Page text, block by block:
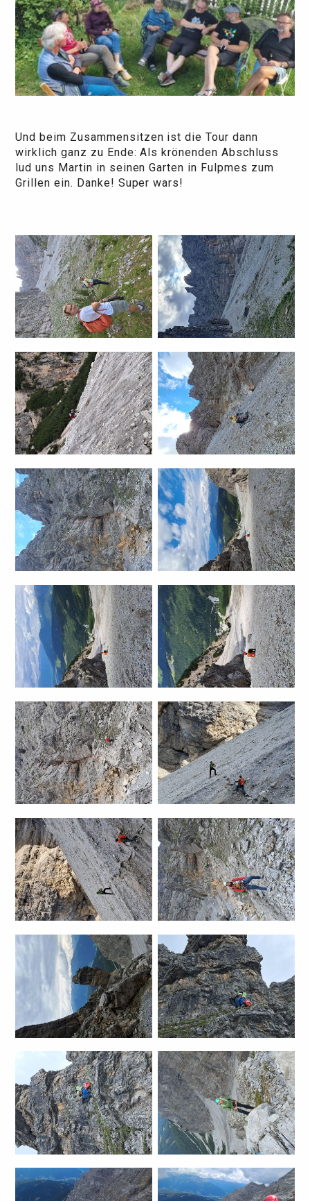
Und beim Zusammensitzen ist die Tour dann
wirklich ganz zu Ende: Als krönenden Abschluss
lud uns Martin in seinen Garten in Fulpmes zum
Grillen ein. Danke! Super wars!